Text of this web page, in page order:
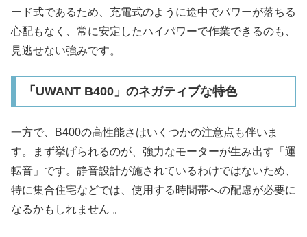
ード式であるため、充電式のように途中でパワーが落ちる
心配もなく、常に安定したハイパワーで作業できるのも、
見逃せない強みです。
「UWANT B400」のネガティブな特色
一方で、B400の高性能さはいくつかの注意点も伴いま
す。まず挙げられるのが、強力なモーターが生み出す「運
転音」です。静音設計が施されているわけではないため、
特に集合住宅などでは、使用する時間帯への配慮が必要に
なるかもしれません 。​